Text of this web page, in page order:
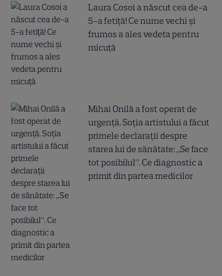
Laura Cosoi a născut cea de-a
5-a fetiță! Ce nume vechi și
frumos a ales vedeta pentru
micuță
Mihai Onilă a fost operat de
urgență. Soția artistului a făcut
primele declarații despre
starea lui de sănătate: „Se face
tot posibilul”. Ce diagnostic a
primit din partea medicilor